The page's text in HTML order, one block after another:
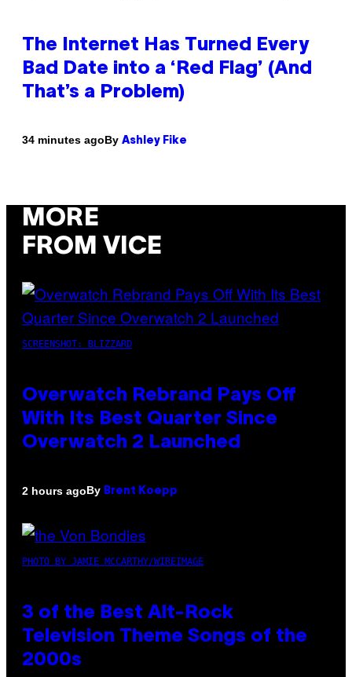
The Internet Has Turned Every
Bad Date into a ‘Red Flag’ (And
That’s a Problem)
34 minutes agoBy Ashley Fike
MORE
FROM VICE
SCREENSHOT: BLIZZARD
Overwatch Rebrand Pays Off
With Its Best Quarter Since
Overwatch 2 Launched
2 hours agoBy Brent Koepp
PHOTO BY JAMIE MCCARTHY/WIREIMAGE
3 of the Best Alt-Rock
Television Theme Songs of the
2000s